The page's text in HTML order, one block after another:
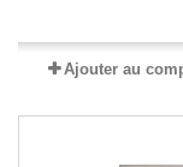
Ajouter au